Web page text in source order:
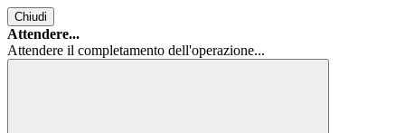
Chiudi
Attendere...
Attendere il completamento dell'operazione...